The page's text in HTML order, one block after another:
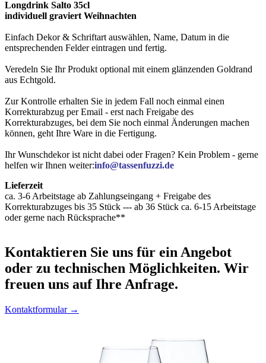
Longdrink Salto 35cl
individuell graviert Weihnachten
Einfach Dekor & Schriftart auswählen, Name, Datum in die
entsprechenden Felder eintragen und fertig.
Veredeln Sie Ihr Produkt optional mit einem glänzenden Goldrand
aus Echtgold.
Zur Kontrolle erhalten Sie in jedem Fall noch einmal einen
Korrekturabzug per Email - erst nach Freigabe des
Korrekturabzuges, bei dem Sie noch einmal Änderungen machen
können, geht Ihre Ware in die Fertigung.
Ihr Wunschdekor ist nicht dabei oder Fragen? Kein Problem - gerne
helfen wir Ihnen weiter:info@tassenfuzzi.de
Lieferzeit
ca. 3-6 Arbeitstage ab Zahlungseingang + Freigabe des
Korrekturabzuges bis 35 Stück --- ab 36 Stück ca. 6-15 Arbeitstage
oder gerne nach Rücksprache**
Kontaktieren Sie uns für ein Angebot
oder zu technischen Möglichkeiten. Wir
freuen uns auf Ihre Anfrage.
Kontaktformular →